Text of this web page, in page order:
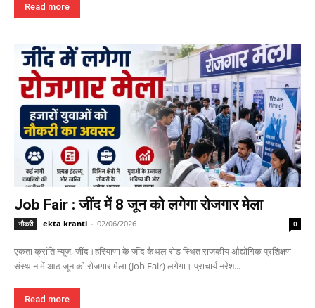
Read more
Job Fair : जींद में 8 जून को लगेगा रोजगार मेला
नौकरी ekta kranti - 02/06/2026 0
एकता क्रांति न्यूज, जींद।हरियाणा के जींद कैथल रोड स्थित राजकीय औद्योगिक प्रशिक्षण
संस्थान में आठ जून को रोजगार मेला (Job Fair) लगेगा। प्राचार्य नरेश...
Read more